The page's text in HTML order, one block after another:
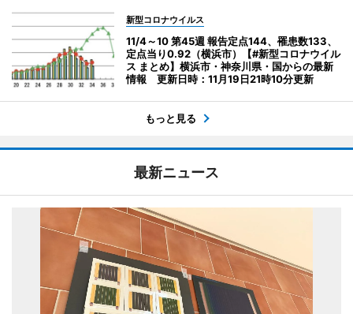
新型コロナウイルス
11/4～10 第45週 報告定点144、罹患数133、
定点当り0.92（横浜市）【#新型コロナウイル
ス まとめ】横浜市・神奈川県・国からの最新
情報 更新日時：11月19日21時10分更新
もっと見る
最新ニュース